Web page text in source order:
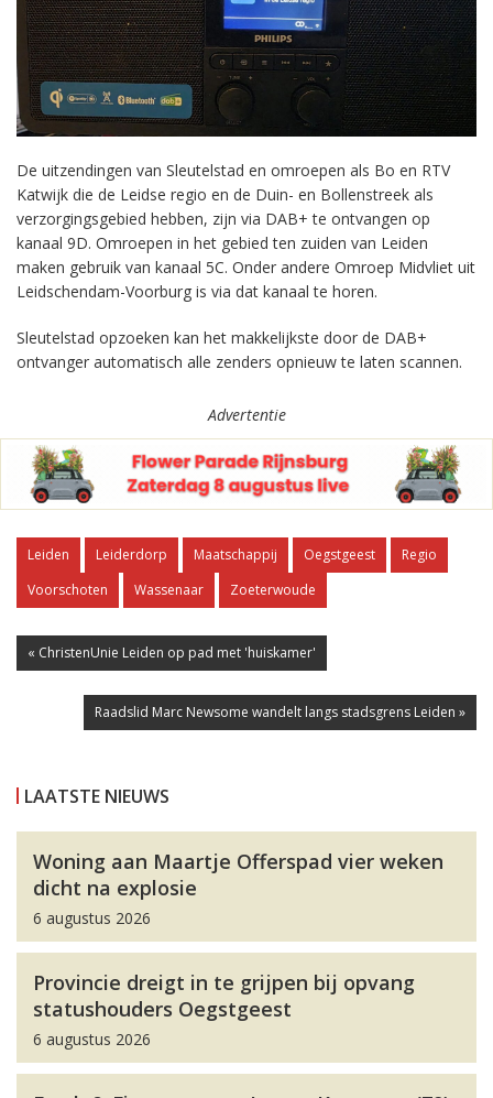
De uitzendingen van Sleutelstad en omroepen als Bo en RTV
Katwijk die de Leidse regio en de Duin- en Bollenstreek als
verzorgingsgebied hebben, zijn via DAB+ te ontvangen op
kanaal 9D. Omroepen in het gebied ten zuiden van Leiden
maken gebruik van kanaal 5C. Onder andere Omroep Midvliet uit
Leidschendam-Voorburg is via dat kanaal te horen.
Sleutelstad opzoeken kan het makkelijkste door de DAB+
ontvanger automatisch alle zenders opnieuw te laten scannen.
Advertentie
Leiden Leiderdorp Maatschappij Oegstgeest
Regio
Voorschoten
Wassenaar Zoeterwoude
« ChristenUnie Leiden op pad met 'huiskamer'
Raadslid Marc Newsome wandelt langs stadsgrens Leiden »
LAATSTE NIEUWS
Woning aan Maartje Offerspad vier weken
dicht na explosie
6 augustus 2026
Provincie dreigt in te grijpen bij opvang
statushouders Oegstgeest
6 augustus 2026